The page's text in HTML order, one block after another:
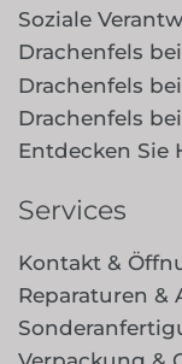
Soziale
Drachenfels
Drachenfels
Drachenfels
Entdecken Sie
Services
Kontakt &
Reparaturen &